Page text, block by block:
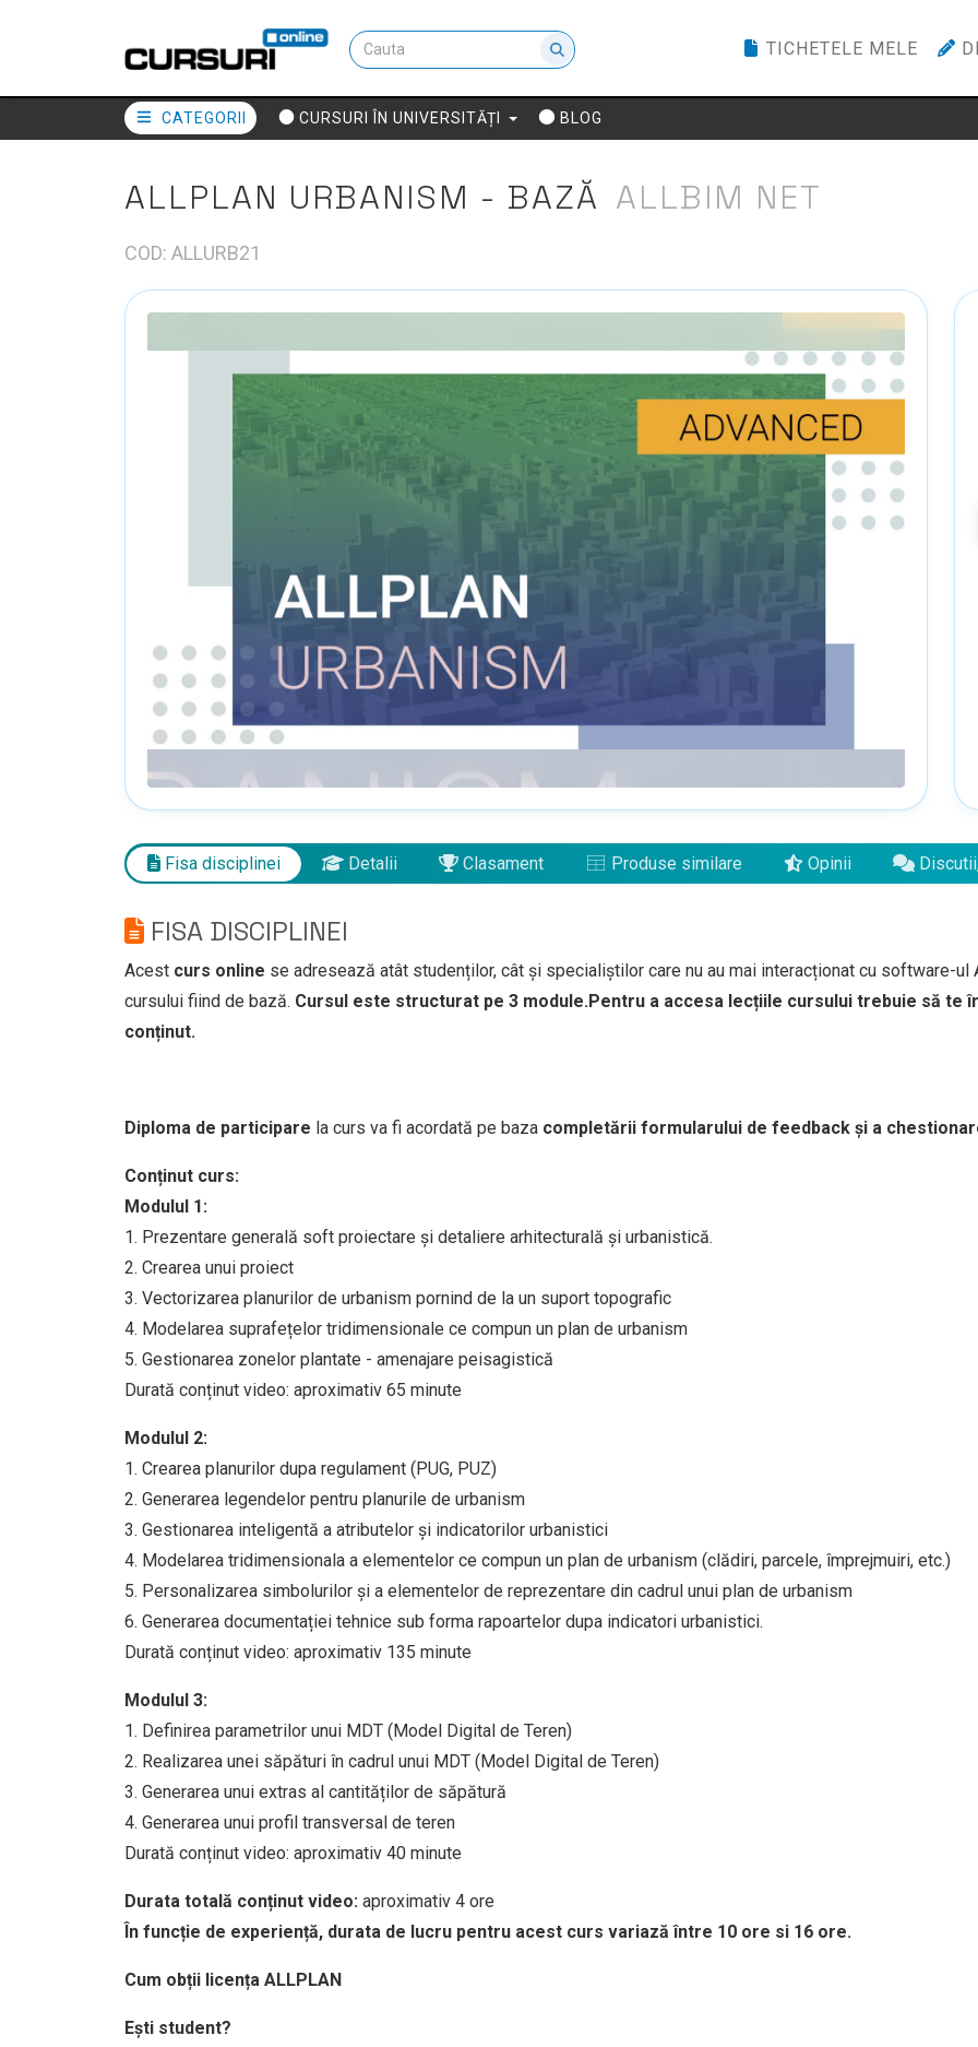
TICHETELE MELE
CATEGORII CURSURI ÎN UNIVERSITĂȚI BLOG
ALLPLAN URBANISM - BAZĂ ALLBIM NET
COD: ALLURB21
Fisa disciplinei Detalii Clasament Produse similare Opinii
FISA DISCIPLINEI
Acest curs online se adresează atât studenților, cât și specialiștilor care nu au mai interacționat cu software-ul
cursului fiind de bază. Cursul este structurat pe 3 module.Pentru a accesa lecțiile cursului trebuie să te
conținut.
Diploma de participare la curs va fi acordată pe baza completării formularului de feedback și a
Conținut curs:
Modulul 1:
1. Prezentare generală soft proiectare și detaliere arhitecturală și urbanistică.
2. Crearea unui proiect
3. Vectorizarea planurilor de urbanism pornind de la un suport topografic
4. Modelarea suprafețelor tridimensionale ce compun un plan de urbanism
5. Gestionarea zonelor plantate - amenajare peisagistică
Durată conținut video: aproximativ 65 minute
Modulul 2:
1. Crearea planurilor dupa regulament (PUG, PUZ)
2. Generarea legendelor pentru planurile de urbanism
3. Gestionarea inteligentă a atributelor și indicatorilor urbanistici
4. Modelarea tridimensionala a elementelor ce compun un plan de urbanism (clădiri, parcele, împrejmuiri, etc.)
5. Personalizarea simbolurilor și a elementelor de reprezentare din cadrul unui plan de urbanism
6. Generarea documentației tehnice sub forma rapoartelor dupa indicatori urbanistici.
Durată conținut video: aproximativ 135 minute
Modulul 3:
1. Definirea parametrilor unui MDT (Model Digital de Teren)
2. Realizarea unei săpături în cadrul unui MDT (Model Digital de Teren)
3. Generarea unui extras al cantităților de săpătură
4. Generarea unui profil transversal de teren
Durată conținut video: aproximativ 40 minute
Durata totală conținut video: aproximativ 4 ore
În funcție de experiență, durata de lucru pentru acest curs variază între 10 ore si 16 ore.
Cum obții licența ALLPLAN
Ești student?